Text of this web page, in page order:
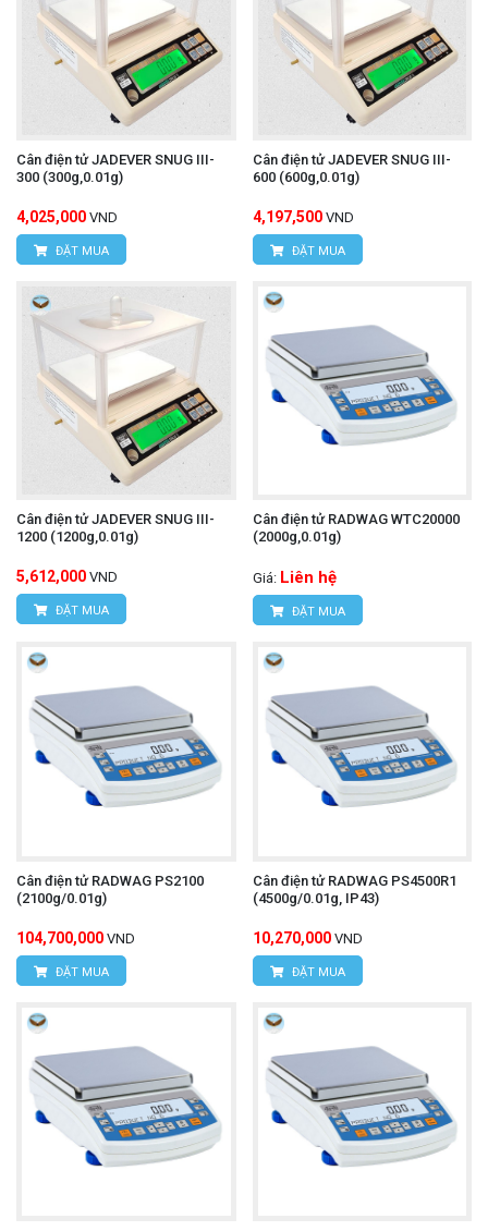
Cân điện tử JADEVER SNUG III-
300 (300g,0.01g)
4,025,000 VND
ĐẶT MUA
Cân điện tử JADEVER SNUG III-
600 (600g,0.01g)
4,197,500 VND
ĐẶT MUA
Cân điện tử JADEVER SNUG III-
1200 (1200g,0.01g)
5,612,000 VND
ĐẶT MUA
Cân điện tử RADWAG WTC20000
(2000g,0.01g)
Giá: Liên hệ
ĐẶT MUA
Cân điện tử RADWAG PS2100
(2100g/0.01g)
104,700,000 VND
ĐẶT MUA
Cân điện tử RADWAG PS4500R1
(4500g/0.01g, IP43)
10,270,000 VND
ĐẶT MUA